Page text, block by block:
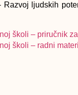
Razvoj ljudskih
školi – priručnik
školi – radni